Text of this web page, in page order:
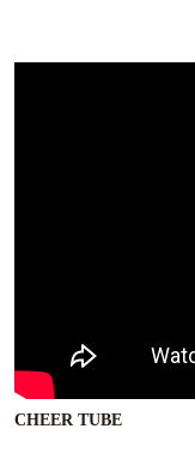
CHEER TUBE